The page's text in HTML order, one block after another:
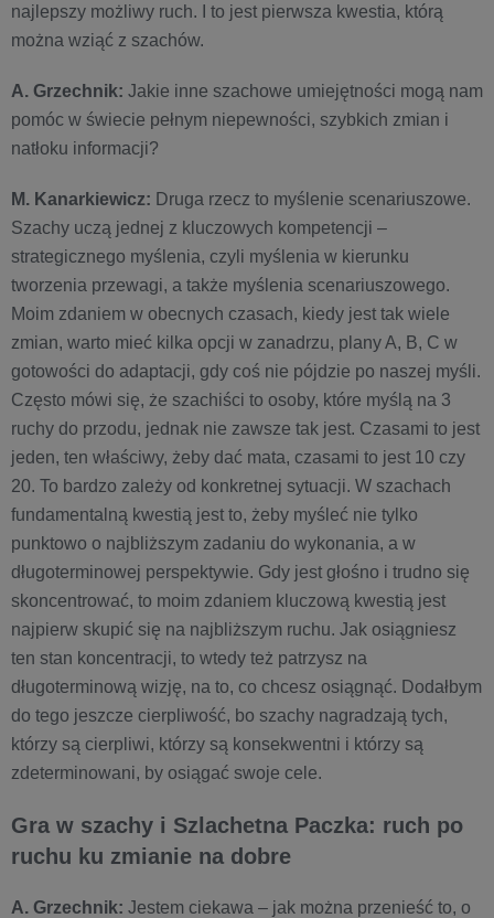
najlepszy możliwy ruch. I to jest pierwsza kwestia, którą
można wziąć z szachów.
A. Grzechnik: Jakie inne szachowe umiejętności mogą nam
pomóc w świecie pełnym niepewności, szybkich zmian i
natłoku informacji?
M. Kanarkiewicz: Druga rzecz to myślenie scenariuszowe.
Szachy uczą jednej z kluczowych kompetencji –
strategicznego myślenia, czyli myślenia w kierunku
tworzenia przewagi, a także myślenia scenariuszowego.
Moim zdaniem w obecnych czasach, kiedy jest tak wiele
zmian, warto mieć kilka opcji w zanadrzu, plany A, B, C w
gotowości do adaptacji, gdy coś nie pójdzie po naszej myśli.
Często mówi się, że szachiści to osoby, które myślą na 3
ruchy do przodu, jednak nie zawsze tak jest. Czasami to jest
jeden, ten właściwy, żeby dać mata, czasami to jest 10 czy
20. To bardzo zależy od konkretnej sytuacji. W szachach
fundamentalną kwestią jest to, żeby myśleć nie tylko
punktowo o najbliższym zadaniu do wykonania, a w
długoterminowej perspektywie. Gdy jest głośno i trudno się
skoncentrować, to moim zdaniem kluczową kwestią jest
najpierw skupić się na najbliższym ruchu. Jak osiągniesz
ten stan koncentracji, to wtedy też patrzysz na
długoterminową wizję, na to, co chcesz osiągnąć. Dodałbym
do tego jeszcze cierpliwość, bo szachy nagradzają tych,
którzy są cierpliwi, którzy są konsekwentni i którzy są
zdeterminowani, by osiągać swoje cele.
Gra w szachy i Szlachetna Paczka: ruch po
ruchu ku zmianie na dobre
A. Grzechnik: Jestem ciekawa – jak można przenieść to, o